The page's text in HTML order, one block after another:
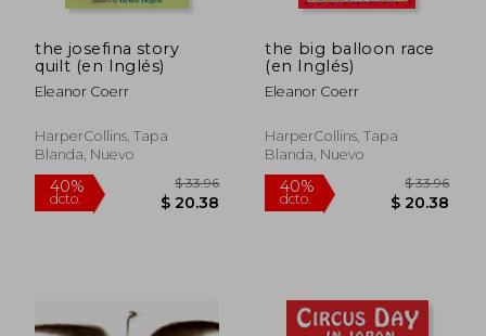
the josefina story
quilt (en Inglés)
Eleanor Coerr
HarperCollins, Tapa
Blanda, Nuevo
the big balloon race
(en Inglés)
Eleanor Coerr
HarperCollins, Tapa
Blanda, Nuevo